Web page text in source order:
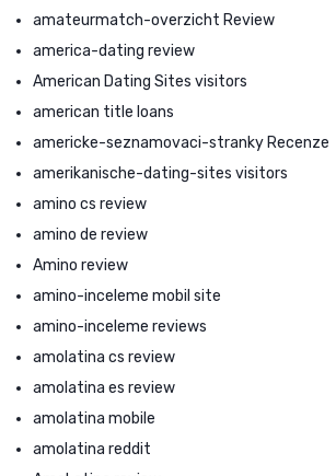
amateurmatch-overzicht Review
america-dating review
American Dating Sites visitors
american title loans
americke-seznamovaci-stranky Recenze
amerikanische-dating-sites visitors
amino cs review
amino de review
Amino review
amino-inceleme mobil site
amino-inceleme reviews
amolatina cs review
amolatina es review
amolatina mobile
amolatina reddit